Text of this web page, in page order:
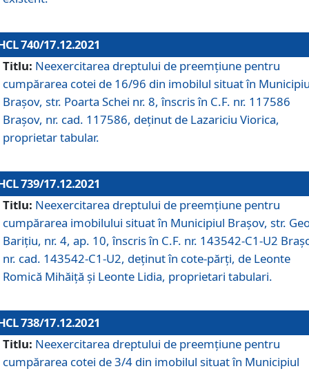
740/17.12.2021
Titlu: Neexercitarea dreptului de preemţiune pentru
cumpărarea cotei de 16/96 din imobilul situat în
Braşov, str. Poarta Schei nr. 8, înscris în C.F. nr. 117586
Brașov, nr. cad. 117586, deținut de Lazariciu Viorica,
proprietar tabular.
739/17.12.2021
Titlu: Neexercitarea dreptului de preemţiune pentru
cumpărarea imobilului situat în Municipiul Braşov, str.
Barițiu, nr. 4, ap. 10, înscris în C.F. nr. 143542-C1-U2
nr. cad. 143542-C1-U2, deținut în cote-părți, de Leonte
Romică Mihăiță și Leonte Lidia, proprietari tabulari.
738/17.12.2021
Titlu: Neexercitarea dreptului de preemţiune pentru
cumpărarea cotei de 3/4 din imobilul situat în Municipiul